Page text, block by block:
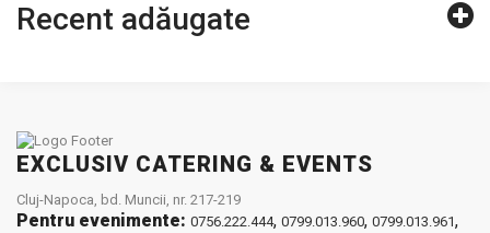
Recent adăugate
EXCLUSIV CATERING & EVENTS
Cluj-Napoca, bd. Muncii, nr. 217-219
Pentru evenimente: 0756.222.444, 0799.013.960, 0799.013.961,